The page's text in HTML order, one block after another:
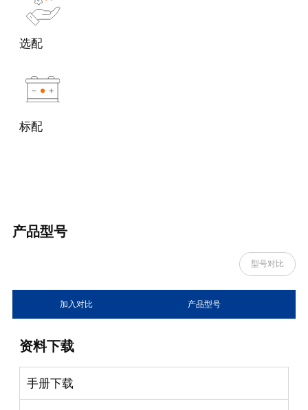
选配
标配
产品型号
型号对比
加入对比 产品型号
资料下载
手册下载